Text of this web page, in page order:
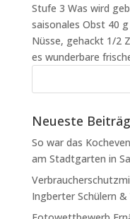
Stufe 3 Was wird
saisonales Obst 40
Nüsse, gehackt 1/2
es wunderbare
Neueste
So war das
am Stadtgarten in
Ingberter Schülern